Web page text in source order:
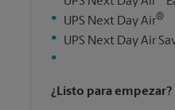
•
UPS Next Day Air®
• UPS Next Day Air
•
¿Listo para empezar?